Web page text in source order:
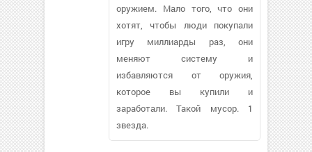
оружием. Мало того, что они
хотят, чтобы люди покупали
игру миллиарды раз, они
меняют систему и
избавляются от оружия,
которое вы купили и
заработали. Такой мусор. 1
звезда.